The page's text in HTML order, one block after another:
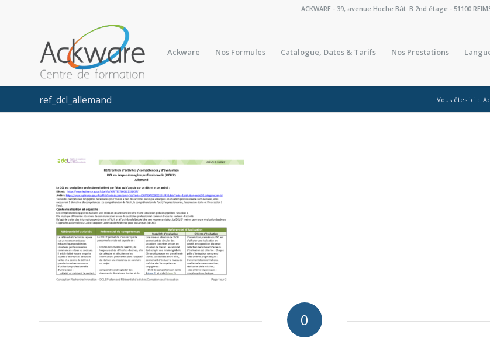
ACKWARE - 39, avenue Hoche Bât. B 2nd étage - 51100
Ackware Nos Formules Catalogue, Dates & Tarifs Nos Prestations
ref_dcl_allemand Vous êtes ici :
0